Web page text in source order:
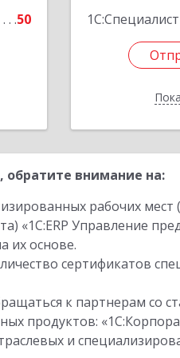
50
1С:Специалист
внимание на:
рабочих
«1С:ERP Управление
их основе.
сертификатов
к партнерам со
продуктов:
и